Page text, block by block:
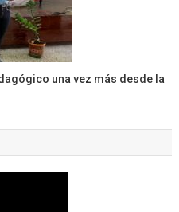
una vez más desde la